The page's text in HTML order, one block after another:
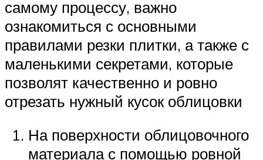
самому процессу, важно
ознакомиться с основными
правилами резки плитки, а также с
маленькими секретами, которые
позволят качественно и ровно
отрезать нужный кусок облицовки
На поверхности облицовочного
материала с помощью ровной